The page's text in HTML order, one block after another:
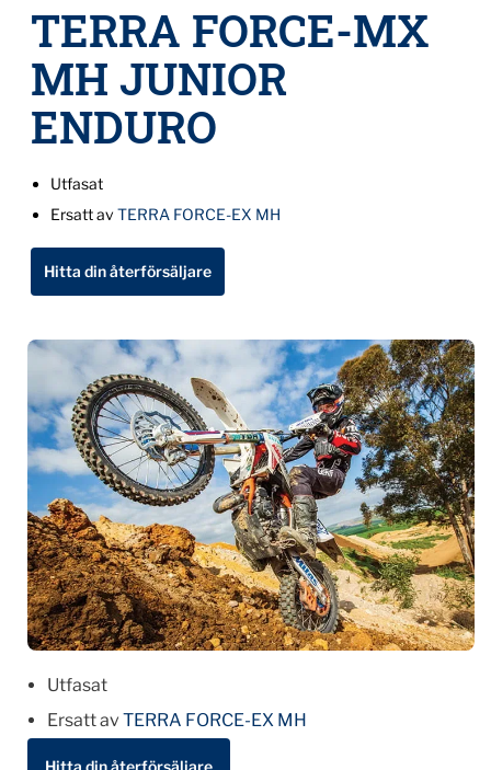
TERRA FORCE-MX
MH JUNIOR
ENDURO
Utfasat
Ersatt av TERRA FORCE-EX MH
Hitta din återförsäljare
Utfasat
Ersatt avTERRA FORCE-EX MH
Hitta din återförsäljare